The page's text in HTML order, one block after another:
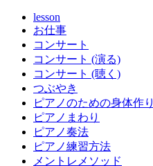
lesson
お仕事
コンサート
コンサート (演る)
コンサート (聴く)
つぶやき
ピアノのための身体作り
ピアノまわり
ピアノ奏法
ピアノ練習方法
メントレメソッド